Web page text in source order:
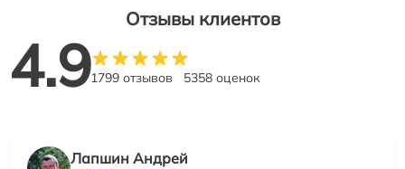
Отзывы клиентов
4.91799 отзывов 5358 оценок
Лапшин Андрей